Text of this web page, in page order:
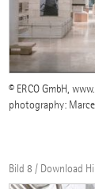
© ERCO GmbH,
photography:
Bild 8 / Download